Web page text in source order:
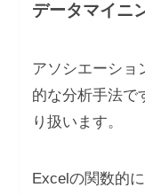
データマイニ
アソシエーショ
的な分析手法で
り扱います。
Excelの関数的